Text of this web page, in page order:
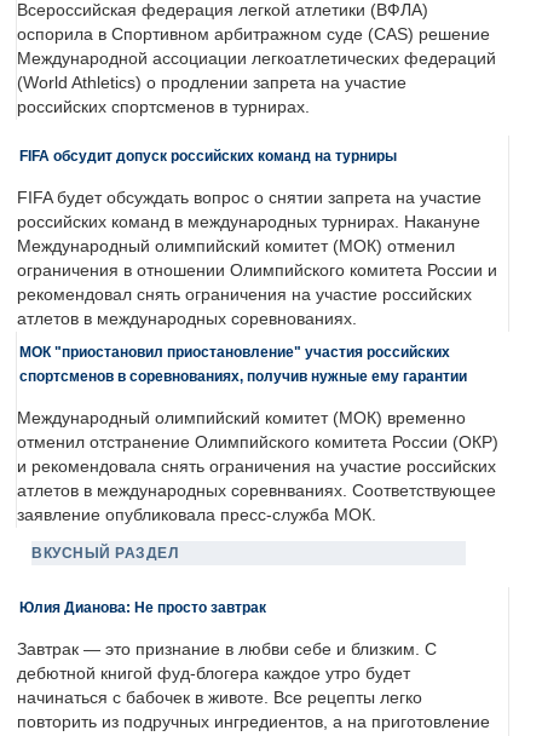
Всероссийская федерация легкой атлетики (ВФЛА)
оспорила в Спортивном арбитражном суде (CAS) решение
Международной ассоциации легкоатлетических федераций
(World Athletics) о продлении запрета на участие
российских спортсменов в турнирах.
FIFA обсудит допуск российских команд на турниры
FIFA будет обсуждать вопрос о снятии запрета на участие
российских команд в международных турнирах. Накануне
Международный олимпийский комитет (МОК) отменил
ограничения в отношении Олимпийского комитета России и
рекомендовал снять ограничения на участие российских
атлетов в международных соревнованиях.
МОК "приостановил приостановление" участия российских
спортсменов в соревнованиях, получив нужные ему гарантии
Международный олимпийский комитет (МОК) временно
отменил отстранение Олимпийского комитета России (ОКР)
и рекомендовала снять ограничения на участие российских
атлетов в международных соревнваниях. Соответствующее
заявление опубликовала пресс-служба МОК.
ВКУСНЫЙ РАЗДЕЛ
Юлия Дианова: Не просто завтрак
Завтрак — это признание в любви себе и близким. С
дебютной книгой фуд-блогера каждое утро будет
начинаться с бабочек в животе. Все рецепты легко
повторить из подручных ингредиентов, а на приготовление